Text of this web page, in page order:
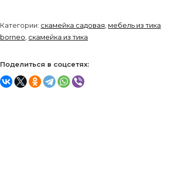
Категории: скамейка садовая мебель из тика
borneo скамейка из тика
Поделиться в соцсетях: